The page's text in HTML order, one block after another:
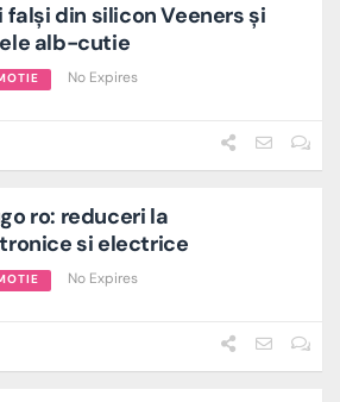
falși din silicon Veeners și
alb-cutie
No Expires
ro: reduceri la
si electrice
No Expires